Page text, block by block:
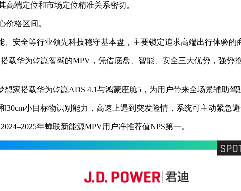
端定位和市场定位精准关系密切。
格区间。
全等行业领先科技稳守基本盘，主要锁定追求高端出行体验的
华为乾崑智驾的MPV，凭借底盘、智能、安全三大优势，强势
搭载华为乾崑ADS 4.1与鸿蒙座舱5，为用户带来全场景辅助驾
小目标物识别能力，高速上遇到突发险情，系统可主动紧急避
年蝉联新能源MPV用户净推荐值NPS第一。